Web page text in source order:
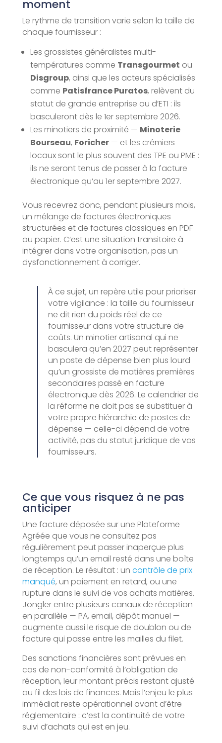
moment
Le rythme de transition varie selon la taille de
chaque fournisseur :
Les grossistes généralistes multi-
températures comme Transgourmet ou
Disgroup, ainsi que les acteurs spécialisés
comme Patisfrance Puratos, relèvent du
statut de grande entreprise ou d’ETI : ils
basculeront dès le 1er septembre 2026.
Les minotiers de proximité — Minoterie
Bourseau, Foricher— et les crémiers
locaux sont le plus souvent des TPE ou PME :
ils ne seront tenus de passer à la facture
électronique qu’au 1er septembre 2027.
Vous recevrez donc, pendant plusieurs mois,
un mélange de factures électroniques
structurées et de factures classiques en PDF
ou papier. C’est une situation transitoire à
intégrer dans votre organisation, pas un
dysfonctionnement à corriger.
À ce sujet, un repère utile pour prioriser
votre vigilance : la taille du fournisseur
ne dit rien du poids réel de ce
fournisseur dans votre structure de
coûts. Un minotier artisanal qui ne
basculera qu’en 2027 peut représenter
un poste de dépense bien plus lourd
qu’un grossiste de matières premières
secondaires passé en facture
électronique dès 2026. Le calendrier de
la réforme ne doit pas se substituer à
votre propre hiérarchie de postes de
dépense — celle-ci dépend de votre
activité, pas du statut juridique de vos
fournisseurs.
Ce que vous risquez à ne pas
anticiper
Une facture déposée sur une Plateforme
Agréée que vous ne consultez pas
régulièrement peut passer inaperçue plus
longtemps qu’un email resté dans une boîte
de réception. Le résultat : un contrôle de prix
manqué, un paiement en retard, ou une
rupture dans le suivi de vos achats matières.
Jongler entre plusieurs canaux de réception
en parallèle — PA, email, dépôt manuel —
augmente aussi le risque de doublon ou de
facture qui passe entre les mailles du filet.
Des sanctions financières sont prévues en
cas de non-conformité à l’obligation de
réception, leur montant précis restant ajusté
au fil des lois de finances. Mais l’enjeu le plus
immédiat reste opérationnel avant d’être
réglementaire : c’est la continuité de votre
suivi d’achats qui est en jeu.